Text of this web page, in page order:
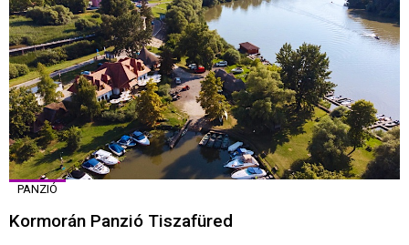
PANZIÓ
Kormorán Panzió Tiszafüred